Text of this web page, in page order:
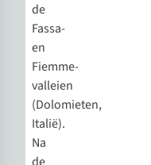
de
Fassa-
en
Fiemme-
valleien
(Dolomieten,
Italië).
Na